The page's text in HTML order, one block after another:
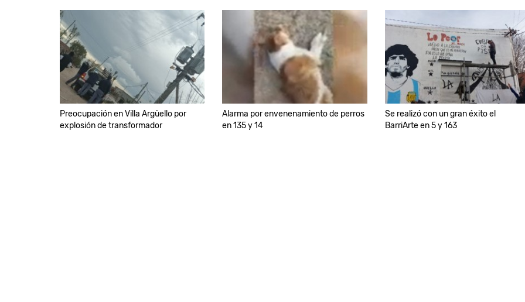
Preocupación en Villa Argüello por
explosión de transformador
Alarma por envenenamiento de perros
en 135 y 14
Se realizó con un gran éxito el
BarriArte en 5 y 163